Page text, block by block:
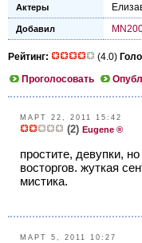
Актеры
Добавил
Рейтинг: (4.0)
Проголосовать
МАРТ 22, 2011 15:42
(2) Eugene ®
простите, девупки,
восторгов. жуткая
мистика.
МАРТ 5, 2011 10:27